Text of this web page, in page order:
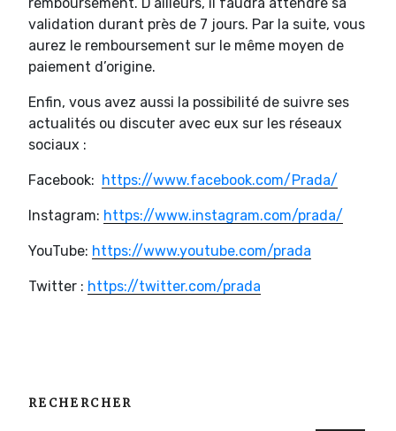
validation durant près de 7 jours. Par la suite, vous
aurez le remboursement sur le même moyen de
paiement d’origine.
Enfin, vous avez aussi la possibilité de suivre ses
actualités ou discuter avec eux sur les réseaux
sociaux :
Facebook: https://www.facebook.com/Prada/
Instagram: https://www.instagram.com/prada/
YouTube: https://www.youtube.com/prada
Twitter : https://twitter.com/prada
RECHERCHER